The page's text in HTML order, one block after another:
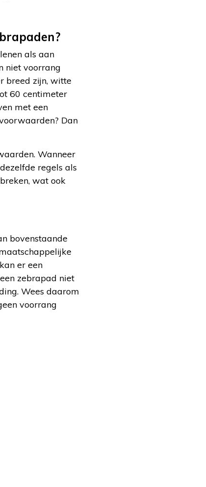
als aan
niet voorrang
breed zijn, witte
60 centimeter
met een
Dan
Wanneer
regels als
wat ook
bovenstaande
er een
zebrapad niet
Wees daarom
voorrang